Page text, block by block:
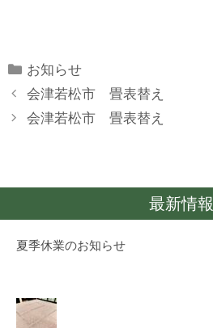
Categories
お知らせ
会津若松市 畳表替え
会津若松市 畳表替え
最新情報
夏季休業のお知らせ